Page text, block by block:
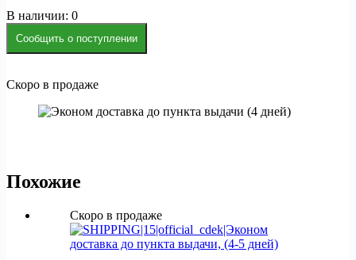
Скоро в продаже
В наличии: 0
Сообщить о поступлении
Похожие
Скоро в продаже